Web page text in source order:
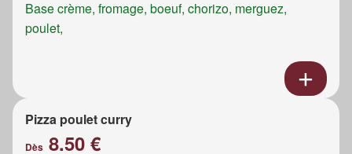
Base crème, fromage, boeuf, chorizo, merguez,
poulet,
Pizza poulet curry
Dès 8.50 €